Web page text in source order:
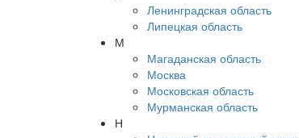
Ленинградская область
Липецкая область
М
Магаданская область
Москва
Московская область
Мурманская область
Н